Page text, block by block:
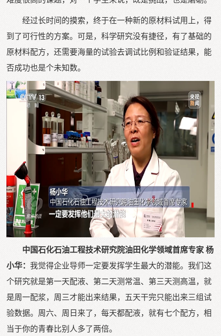
经过长时间的摸索，终于在一种新的原材料试用上，得
到了可行性的方案。可是，科学研究没有捷径，有了基础的
原材料配方，还需要海量的试验去调试比例和验证结果，能
否成功也是个未知数。
中国石化石油工程技术研究院油田化学领域首席专家 杨
小华：我觉得企业导师一定要发挥学生最大的潜能。我们这
个研究就是第一天配液、第二天测常温、第三天测高温，就
是周一配浆，周三才能出来结果，五天干完只能出来三组试
验数据。周六、周日来了，每天都配液，就有七个配方，相
当于你的青春比别人多了两倍。